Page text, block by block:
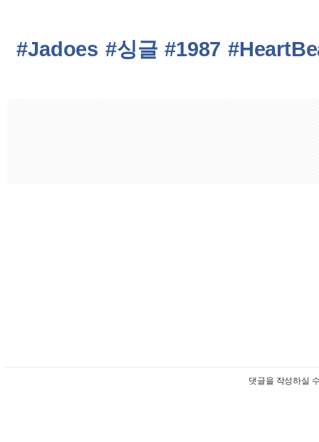
#Jadoes #싱글 #1987
댓글을 작성하실